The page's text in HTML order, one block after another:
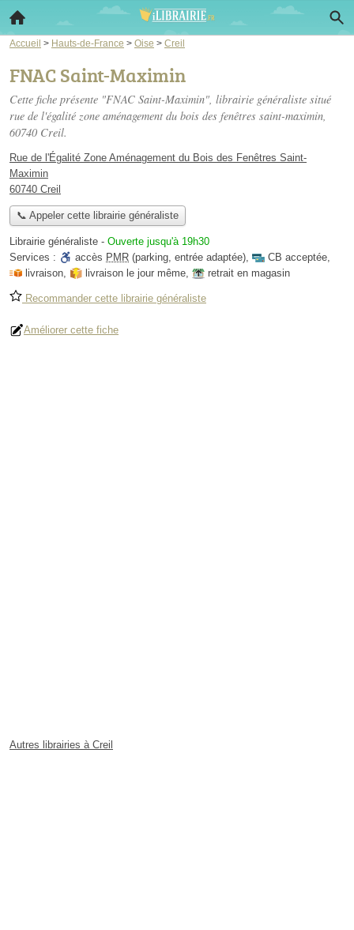
Accueil > Hauts-de-France > Oise > Creil
FNAC Saint-Maximin
Cette fiche présente "FNAC Saint-Maximin", librairie généraliste situé
rue de l'égalité zone aménagement du bois des fenêtres saint-maximin,
60740 Creil.
Rue de l'Égalité Zone Aménagement du Bois des Fenêtres Saint-
Maximin
60740 Creil
📞 Appeler cette librairie généraliste
Librairie généraliste - Ouverte jusqu'à 19h30
Services :
accès PMR (parking, entrée adaptée), CB acceptée,
livraison, livraison le jour même, retrait en magasin
Recommander cette librairie généraliste
Améliorer cette fiche
Autres librairies à Creil